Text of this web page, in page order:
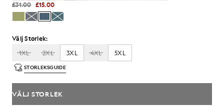
£31.00 £15.00
Välj Storlek:
1XL
2XL 3XL 4XL 5XL
STORLEKSGUIDE
VÄLJ STORLEK